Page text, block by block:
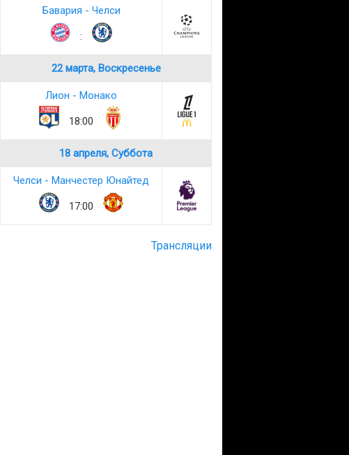
Бавария - Челси
:
22 марта, Воскресенье
Лион - Монако
18:00
18 апреля, Суббота
Челси - Манчестер Юнайтед
17:00
Трансляции